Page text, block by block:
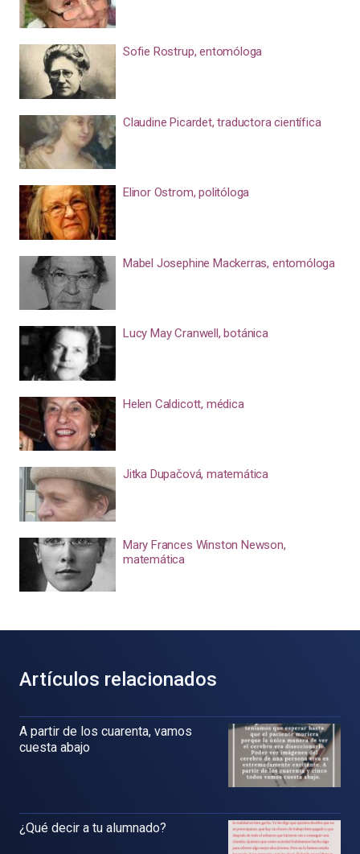
Sofie Rostrup, entomóloga
Claudine Picardet, traductora científica
Elinor Ostrom, politóloga
Mabel Josephine Mackerras, entomóloga
Lucy May Cranwell, botánica
Helen Caldicott, médica
Jitka Dupačová, matemática
Mary Frances Winston Newson,
matemática
Artículos relacionados
A partir de los cuarenta, vamos
cuesta abajo
¿Qué decir a tu alumnado?